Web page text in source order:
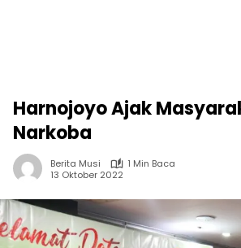
Harnojoyo Ajak
Narkoba
Berita Musi
1 Min Baca
13 Oktober 2022